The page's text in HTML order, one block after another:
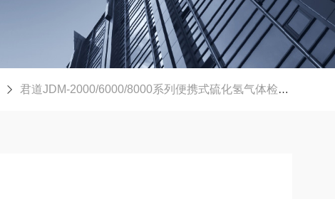
君道JDM-2000/6000/8000系列便携式硫化氢气体检测仪 H2S测定仪